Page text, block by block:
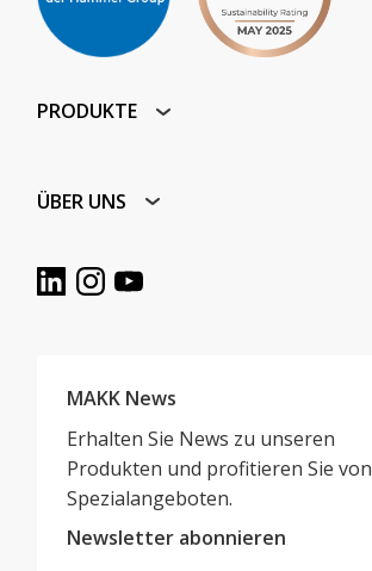
PRODUKTE
ÜBER UNS
MAKK News
Erhalten Sie News zu unseren
Produkten und profitieren Sie von
Spezialangeboten.
Newsletter abonnieren